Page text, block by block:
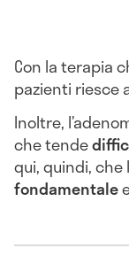
Con la terapia
pazienti riesce
Inoltre,
che tende
qui, quindi, che
fondamentale